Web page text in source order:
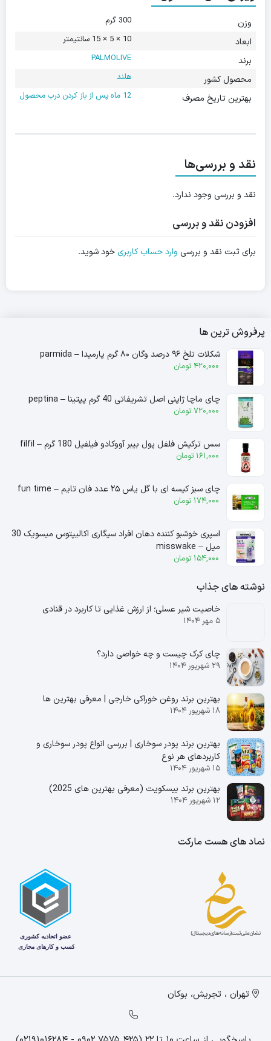
وزن 300 گرم
ابعاد 10 × 5 × 15 سانتیمتر
برند PALMOLIVE
محصول کشور هلند
بهترین تاریخ مصرف 12 ماه پس از باز کردن درب محصول
نقد و بررسی‌ها
نقد و بررسی وجود ندارد.
افزودن نقد و بررسی
برای ثبت نقد و بررسی وارد حساب کاربریخود شوید.
پرفروش ترین ها
شکلات تلخ ۹۶ درصد وگان ۸۰ گرم پارمیدا – parmida
420,000 تومان
چای ماچا ژاپنی اصل تشریفاتی 40 گرم پپتینا – peptina
720,000 تومان
سس ترکیش فلفل پول بیبر آووکادو فیلفیل 180 گرم – filfil
161,000 تومان
چای سبز کیسه ای با گل یاس ۲۵ عدد فان تایم – fun time
174,000 تومان
اسپری خوشبو کننده دهان افراد سیگاری اکالیپتوس میسویک 30
میل – misswake
154,000 تومان
نوشته های جذاب
خاصیت شیر عسلی؛ از ارزش غذایی تا کاربرد در قنادی
۵ مهر ۱۴۰۴
چای کرک چیست و چه خواصی دارد؟
۲۹ شهریور ۱۴۰۴
بهترین برند روغن خوراکی خارجی | معرفی بهترین ها
۱۸ شهریور ۱۴۰۴
بهترین برند پودر سوخاری | بررسی انواع پودر سوخاری و
کاربردهای هر نوع
۱۵ شهریور ۱۴۰۴
بهترین برند بیسکویت (معرفی بهترین‌ های 2025)
۱۲ شهریور ۱۴۰۴
نماد های هست مارکت
تهران ، تجریش، بوکان